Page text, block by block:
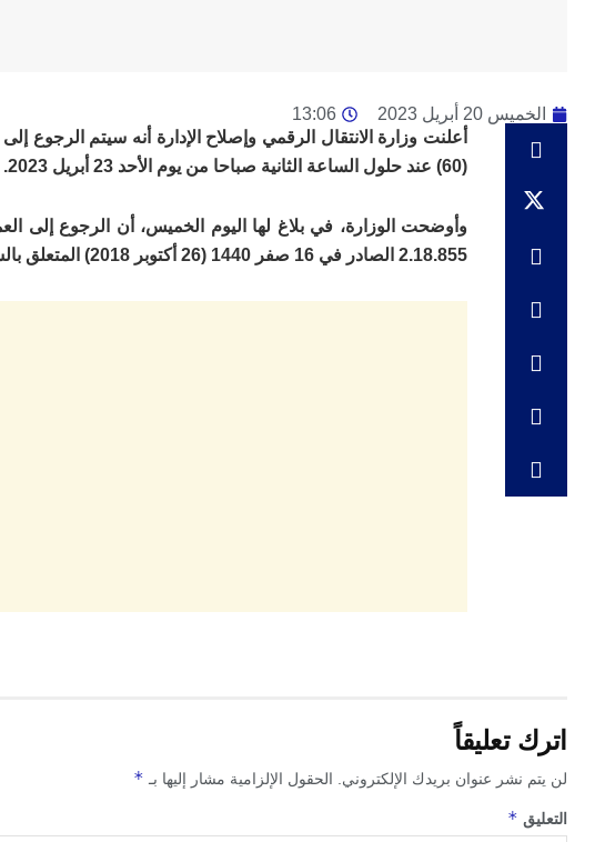
الخميس 20 أبريل 2023
13:06
(60) عند حلول الساعة الثانية صباحا من يوم الأحد 23 أبريل 2023.
وأوضحت الوزارة، في بلاغ لها اليوم الخميس، أن الرجوع إلى
2.18.855 الصادر في 16 صفر 1440 (26 أكتوبر 2018) المتعلق بالساعة القانونية.
اترك تعليقاً
لن يتم نشر عنوان بريدك الإلكتروني. الحقول الإلزامية مشار إليها بـ *
التعليق *